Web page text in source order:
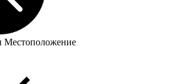
Местоположение